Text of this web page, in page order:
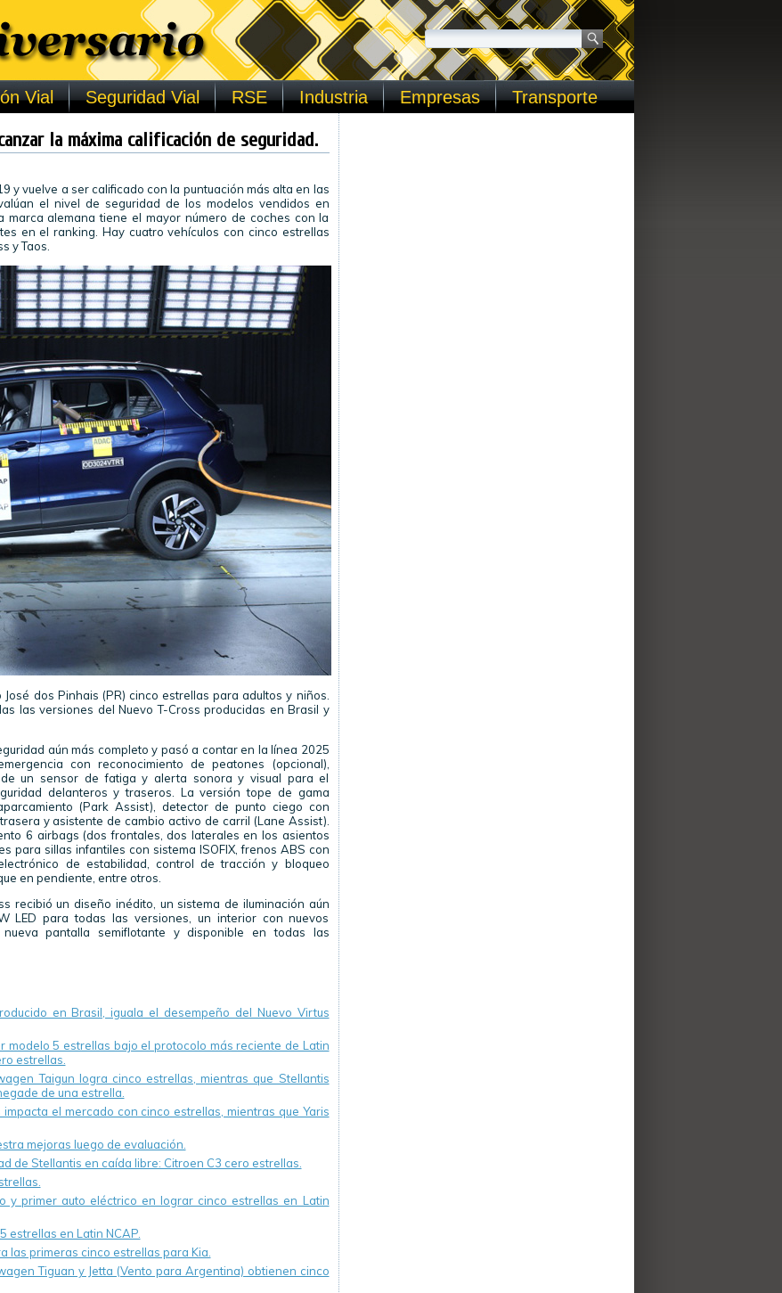
Vial Seguridad Vial RSE Industria Empresas Transporte
la máxima calificación de seguridad.
y vuelve a ser calificado con la puntuación más alta en las
el nivel de seguridad de los modelos vendidos en
marca alemana tiene el mayor número de coches con la
en el ranking. Hay cuatro vehículos con cinco estrellas
y Taos.
dos Pinhais (PR) cinco estrellas para adultos y niños.
las versiones del Nuevo T-Cross producidas en Brasil y
aún más completo y pasó a contar en la línea 2025
con reconocimiento de peatones (opcional),
un sensor de fatiga y alerta sonora y visual para el
delanteros y traseros. La versión tope de gama
(Park Assist), detector de punto ciego con
y asistente de cambio activo de carril (Lane Assist).
6 airbags (dos frontales, dos laterales en los asientos
para sillas infantiles con sistema ISOFIX, frenos ABS con
de estabilidad, control de tracción y bloqueo
en pendiente, entre otros.
recibió un diseño inédito, un sistema de iluminación aún
LED para todas las versiones, un interior con nuevos
pantalla semiflotante y disponible en todas las
en Brasil, iguala el desempeño del Nuevo Virtus
modelo 5 estrellas bajo el protocolo más reciente de Latin
estrellas.
Taigun logra cinco estrellas, mientras que Stellantis
de una estrella.
el mercado con cinco estrellas, mientras que Yaris
mejoras luego de evaluación.
de Stellantis en caída libre: Citroen C3 cero estrellas.
y primer auto eléctrico en lograr cinco estrellas en Latin
estrellas en Latin NCAP.
las primeras cinco estrellas para Kia.
Tiguan y Jetta (Vento para Argentina) obtienen cinco